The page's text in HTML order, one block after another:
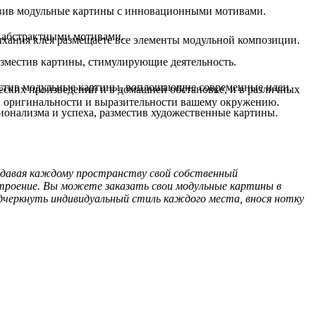
модульные картины с инновационными мотивами.
мотивами.
картины, стимулирующие деятельность.
модульные картины, воплощающие современные идеи.
и успеха, разместив художественные картины.
каждому пространству свой собственный
Вы можете заказать свои модульные картины в
индивидуальный стиль каждого места, внося нотку
клея размещаете все элементы модульной композиции.
произведений и в домашней обстановке, и в различных
и выразительности вашему окружению.